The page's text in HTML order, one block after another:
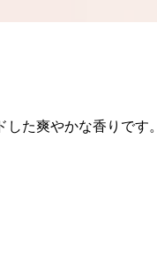
た爽やかな香りです。